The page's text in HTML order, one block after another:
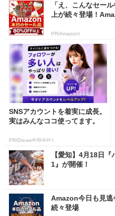
「え、こんなセー
上が続々登場！
PR(Amazon)
SNSアカウントを着実に成長。
実はみんなココ使ってます。
PR(Dreaw合同会社)
【愛知】4月18日
1』が開催！
Amazon今日も見逃
続々登場